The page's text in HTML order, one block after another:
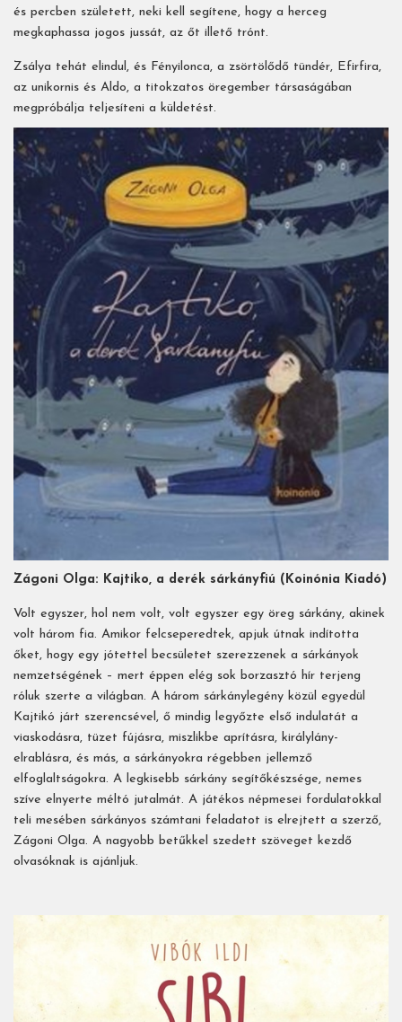
és percben született, neki kell segítene, hogy a herceg
megkaphassa jogos jussát, az őt illető trónt.
Zsálya tehát elindul, és Fényilonca, a zsörtölődő tündér, Efirfira,
az unikornis és Aldo, a titokzatos öregember társaságában
megpróbálja teljesíteni a küldetést.
Zágoni Olga: Kajtiko, a derék sárkányfiú (Koinónia Kiadó)
Volt egyszer, hol nem volt, volt egyszer egy öreg sárkány, akinek
volt három fia. Amikor felcseperedtek, apjuk útnak indította
őket, hogy egy jótettel becsületet szerezzenek a sárkányok
nemzetségének – mert éppen elég sok borzasztó hír terjeng
róluk szerte a világban. A három sárkánylegény közül egyedül
Kajtikó járt szerencsével, ő mindig legyőzte első indulatát a
viaskodásra, tüzet fújásra, miszlikbe aprításra, királylány-
elrablásra, és más, a sárkányokra régebben jellemző
elfoglaltságokra. A legkisebb sárkány segítőkészsége, nemes
szíve elnyerte méltó jutalmát. A játékos népmesei fordulatokkal
teli mesében sárkányos számtani feladatot is elrejtett a szerző,
Zágoni Olga. A nagyobb betűkkel szedett szöveget kezdő
olvasóknak is ajánljuk.